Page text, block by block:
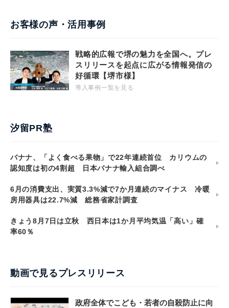
お客様の声・活用事例
戦略的広報で堺の魅力を全国へ。プレ
スリリースを起点に広がる情報発信の
好循環【堺市様】
導入事例一覧を見る
汐留PR塾
バナナ、「よく食べる果物」で22年連続首位 カリウムの
認知度は初の4割超 日本バナナ輸入組合調べ
6月の消費支出、実質3.3%減で7か月連続のマイナス 冷暖
房用器具は22.7%減 総務省家計調査
きょう8月7日は立秋 西日本は1か月平均気温「高い」確
率60％
動画で見るプレスリリース
政府全体でこども・若者の自殺防止に向